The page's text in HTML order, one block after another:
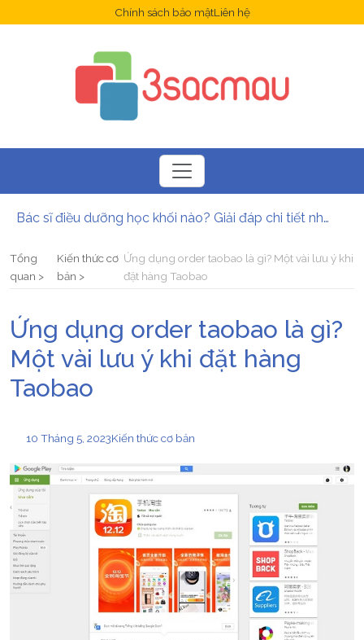
Chính sách bảo mậtLiên hệ
Bác sĩ điều dưỡng học khối nào? Giải đáp chi tiết nhất
Ứng dụng Opera là gì? Hướng dẫn cách tải và cài đặt Opera
Tổng
quan
Kiến thức cơ
bản
Ứng dụng order taobao là gì? Một vài lưu ý khi
đặt hàng Taobao
Ứng dụng order taobao là gì?
Một vài lưu ý khi đặt hàng
Taobao
10 Tháng 5, 2023Kiến thức cơ bản